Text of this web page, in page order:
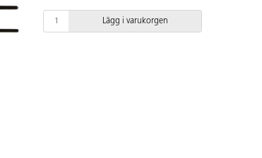
Lägg i varukorgen